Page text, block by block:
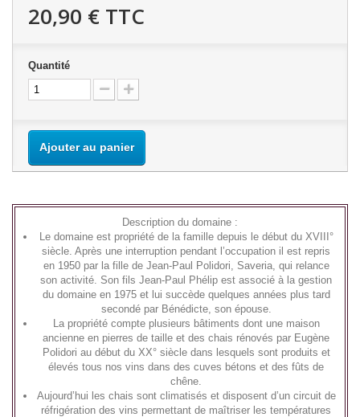
20,90 € TTC
Quantité
Ajouter au panier
Description du domaine :
Le domaine est propriété de la famille depuis le début du XVIII°
siècle. Après une interruption pendant l’occupation il est repris
en 1950 par la fille de Jean-Paul Polidori, Saveria, qui relance
son activité. Son fils Jean-Paul Phélip est associé à la gestion
du domaine en 1975 et lui succède quelques années plus tard
secondé par Bénédicte, son épouse.
La propriété compte plusieurs bâtiments dont une maison
ancienne en pierres de taille et des chais rénovés par Eugène
Polidori au début du XX° siècle dans lesquels sont produits et
élevés tous nos vins dans des cuves bétons et des fûts de
chêne.
Aujourd’hui les chais sont climatisés et disposent d’un circuit de
réfrigération des vins permettant de maîtriser les températures